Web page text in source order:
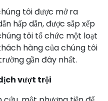
tôi được mở ra
hấp dẫn, được sắp xếp
tôi tổ chức một loạt
hàng của chúng tôi
gần đây nhất.
vượt trội